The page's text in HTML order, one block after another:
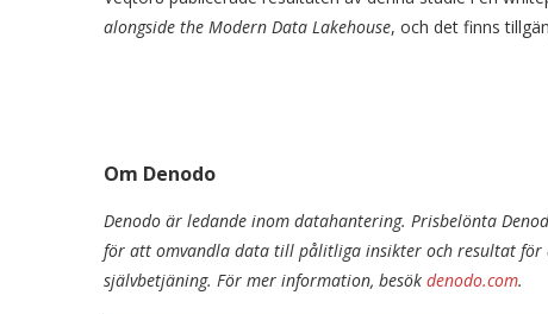
alongside the Modern Data Lakehouse, och det finns
Om Denodo
Denodo är ledande inom datahantering. Prisbelönta
för att omvandla data till pålitliga insikter och resultat
självbetjäning. För mer information, besök denodo.com.